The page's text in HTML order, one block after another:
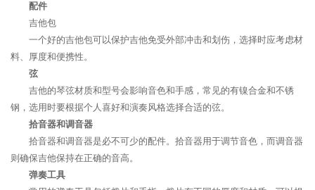
配件
吉他包
一个好的吉他包可以保护吉他免受外部冲击和划伤，选择时应考虑材
料、厚度和便携性。
弦
吉他的琴弦材质和型号会影响音色和手感，常见的有镍合金和不锈
钢，选用时要根据个人喜好和演奏风格选择合适的弦。
拾音器和调音器
拾音器和调音器是必不可少的配件。拾音器用于调节音色，而调音器
则确保吉他保持在正确的音高。
弹奏工具